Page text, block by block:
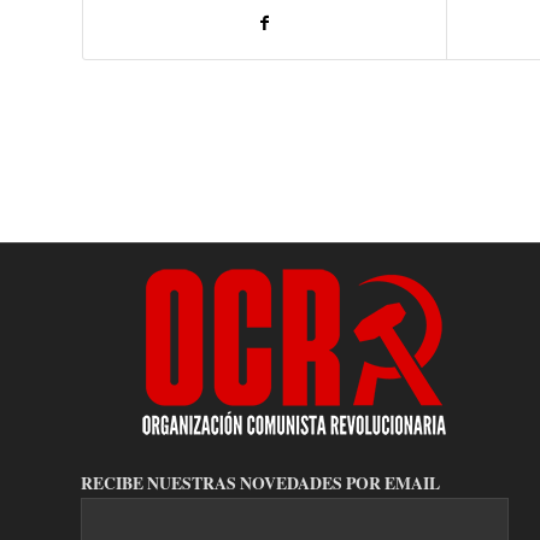
RECIBE NUESTRAS NOVEDADES POR EMAIL